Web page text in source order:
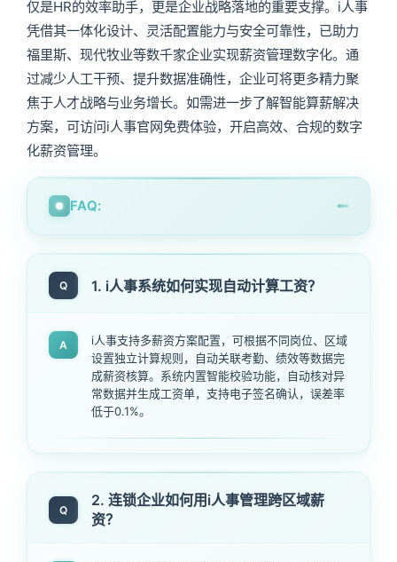
仅是HR的效率助手，更是企业战略落地的重要支撑。i人事
凭借其一体化设计、灵活配置能力与安全可靠性，已助力
福里斯、现代牧业等数千家企业实现薪资管理数字化。通
过减少人工干预、提升数据准确性，企业可将更多精力聚
焦于人才战略与业务增长。如需进一步了解智能算薪解决
方案，可访问i人事官网免费体验，开启高效、合规的数字
化薪资管理。
FAQ:
Q 1. i人事系统如何实现自动计算工资？
A
i人事支持多薪资方案配置，可根据不同岗位、区域
设置独立计算规则，自动关联考勤、绩效等数据完
成薪资核算。系统内置智能校验功能，自动核对异
常数据并生成工资单，支持电子签名确认，误差率
低于0.1%。
Q
2. 连锁企业如何用i人事管理跨区域薪
资？